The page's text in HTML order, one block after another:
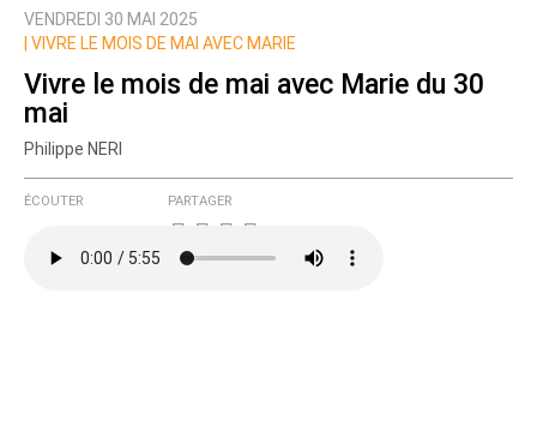
Prévenez-moi de tous les nouveaux commentaires
VENDREDI 30 MAI 2025
VIVRE LE MOIS DE MAI AVEC MARIE
Vivre le mois de mai avec Marie du 30
mai
Philippe NERI
ÉCOUTER PARTAGER